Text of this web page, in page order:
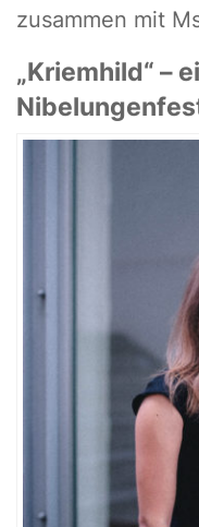
zusammen mit
„Kriemhild“ –